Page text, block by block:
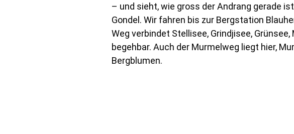
– und sieht, wie gross der Andrang gerade
Gondel. Wir fahren bis zur Bergstation
Weg verbindet Stellisee, Grindjisee,
begehbar. Auch der Murmelweg liegt hier,
Bergblumen.